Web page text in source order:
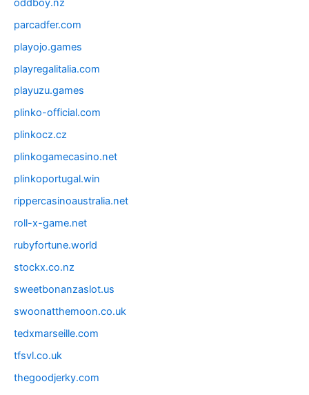
oddboy.nz
parcadfer.com
playojo.games
playregalitalia.com
playuzu.games
plinko-official.com
plinkocz.cz
plinkogamecasino.net
plinkoportugal.win
rippercasinoaustralia.net
roll-x-game.net
rubyfortune.world
stockx.co.nz
sweetbonanzaslot.us
swoonatthemoon.co.uk
tedxmarseille.com
tfsvl.co.uk
thegoodjerky.com